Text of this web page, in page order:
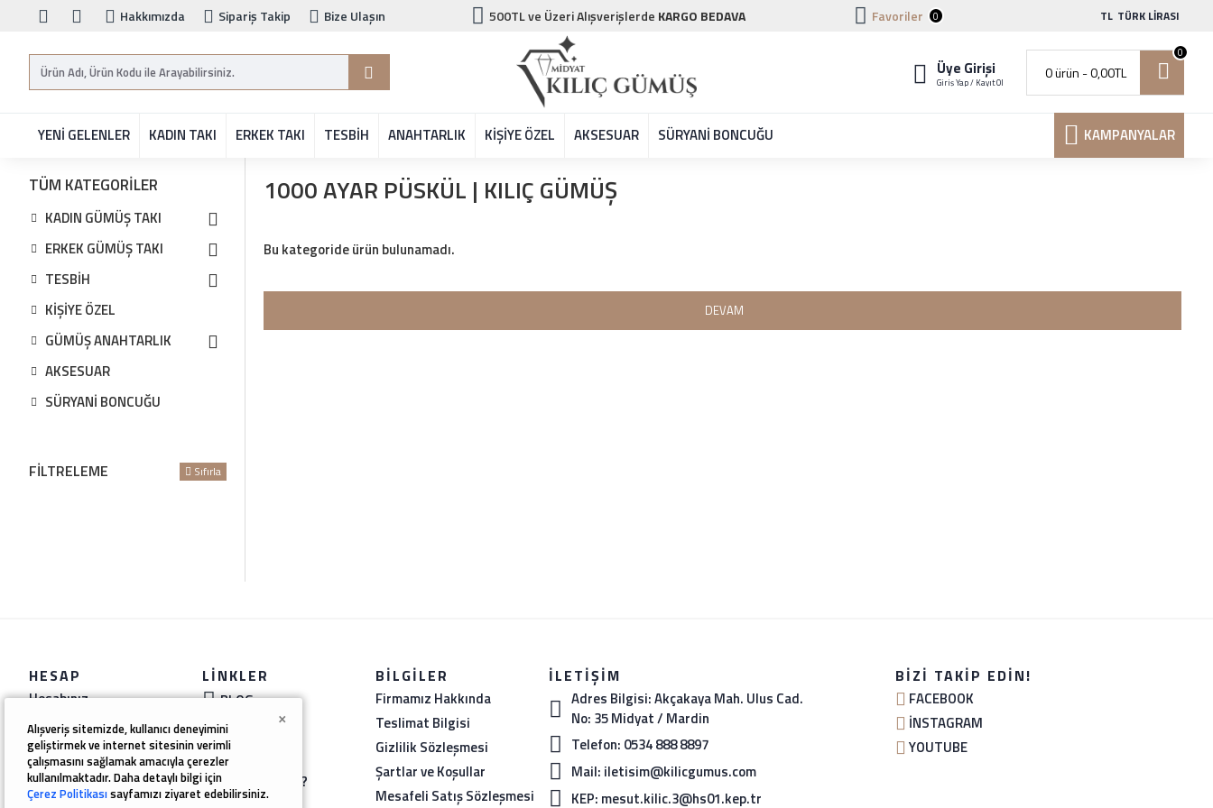
Hakkımızda Sipariş Takip Bize Ulaşın 500TL ve Üzeri Alışverişlerde KARGO BEDAVA Favoriler 0 TL TÜRK LIRASI
Üye Girişi
Giriş Yap / Kayıt Ol
0 ürün - 0,00TL
0
YENİ GELENLER KADIN TAKI ERKEK TAKI TESBİH ANAHTARLIK KİŞİYE ÖZEL AKSESUAR SÜRYANİ BONCUĞU KAMPANYALAR
TÜM KATEGORILER
KADIN GÜMÜŞ TAKI
ERKEK GÜMÜŞ TAKI
TESBİH
KİŞİYE ÖZEL
GÜMÜŞ ANAHTARLIK
AKSESUAR
SÜRYANİ BONCUĞU
FILTRELEME Sıfırla
1000 AYAR PÜSKÜL | KILIÇ GÜMÜŞ
Bu kategoride ürün bulunamadı.
DEVAM
HESAP
Hesabınız
Siparişleriniz
Favori Listesi
Haber Bülteni
Tüm Ürünler
LINKLER
BLOG
İletişim
İade Formu
Yüzük Ölçüsü ?
BILGILER
Firmamız Hakkında
Teslimat Bilgisi
Gizlilik Sözleşmesi
Şartlar ve Koşullar
Mesafeli Satış Sözleşmesi
İLETIŞIM
Adres Bilgisi: Akçakaya Mah. Ulus Cad.
No: 35 Midyat / Mardin
Telefon: 0534 888 8897
Mail: iletisim@kilicgumus.com
KEP: mesut.kilic.3@hs01.kep.tr
BIZI TAKIP EDIN!
FACEBOOK
İNSTAGRAM
YOUTUBE
Alışveriş sitemizde, kullanıcı deneyimini
geliştirmek ve internet sitesinin verimli
çalışmasını sağlamak amacıyla çerezler
kullanılmaktadır. Daha detaylı bilgi için
Çerez Politikasısayfamızı ziyaret edebilirsiniz.
×